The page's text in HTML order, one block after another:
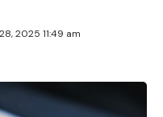
2025 11:49 am